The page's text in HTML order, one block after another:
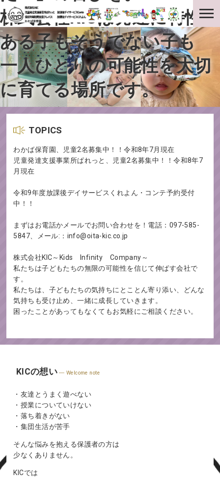
株式会社KICは発達に特性の
ある子もそうでない子も
一人ひとりの可能性を大切
に育てる場所です。
TOPICS
わかば保育園、児童2名募集中！！令和8年7月現在
児童発達支援事業所ぱれっと、児童2名募集中！！令和8年7
月現在
令和9年度放課後デイサービスくれよん・コンテ予約受付
中！！
まずはお電話かメールでお問い合わせを！電話：097-585-
5847、メール:：info@oita-kic.co.jp
株式会社KIC～Kids Infinity Company～
私たちは子どもたちの無限の可能性を信じて伸ばす会社で
す。
私たちは、子どもたちの気持ちにとことん寄り添い、どんな
気持ちも受け止め、一緒に成長していきます。
困ったことがあってもなくてもお気軽にご相談ください。
KICの想い Welcome note
・友達とうまく遊べない
・授業についていけない
・落ち着きがない
・集団生活が苦手
そんな悩みを抱える保護者の方は
少なくありません。
KICでは